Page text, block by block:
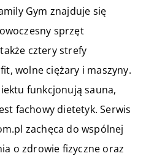
Gym znajduje się
sprzęt
cztery strefy
wolne ciężary i maszyny.
funkcjonują sauna,
fachowy dietetyk. Serwis
zachęca do wspólnej
o zdrowie fizyczne oraz